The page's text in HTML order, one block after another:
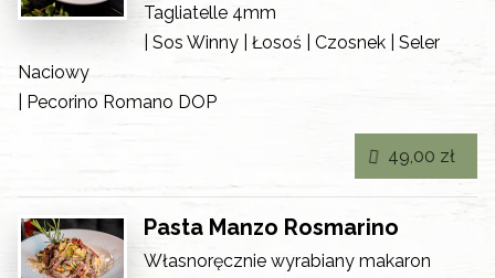
Tagliatelle 4mm
| Sos Winny | Łosoś | Czosnek | Seler
Naciowy
| Pecorino Romano DOP
Pasta Manzo Rosmarino
Własnoręcznie wyrabiany makaron